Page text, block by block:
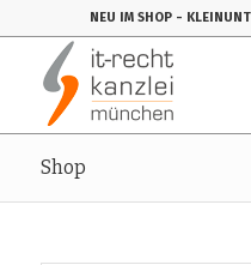
NEU IM SHOP -
Shop